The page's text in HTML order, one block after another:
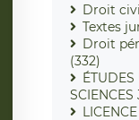
Droit
Textes
Droit
(332)
ÉTUDES